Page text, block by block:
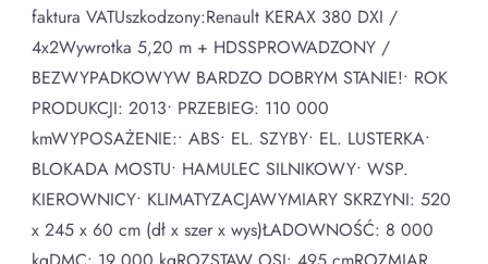
faktura VATUszkodzony:Renault KERAX 380 DXI /
4x2Wywrotka 5,20 m + HDSSPROWADZONY /
BEZWYPADKOWYW BARDZO DOBRYM STANIE!• ROK
PRODUKCJI: 2013• PRZEBIEG: 110 000
kmWYPOSAŻENIE:• ABS• EL. SZYBY• EL. LUSTERKA•
BLOKADA MOSTU• HAMULEC SILNIKOWY• WSP.
KIEROWNICY• KLIMATYZACJAWYMIARY SKRZYNI: 520
x 245 x 60 cm (dł x szer x wys)ŁADOWNOŚĆ: 8 000